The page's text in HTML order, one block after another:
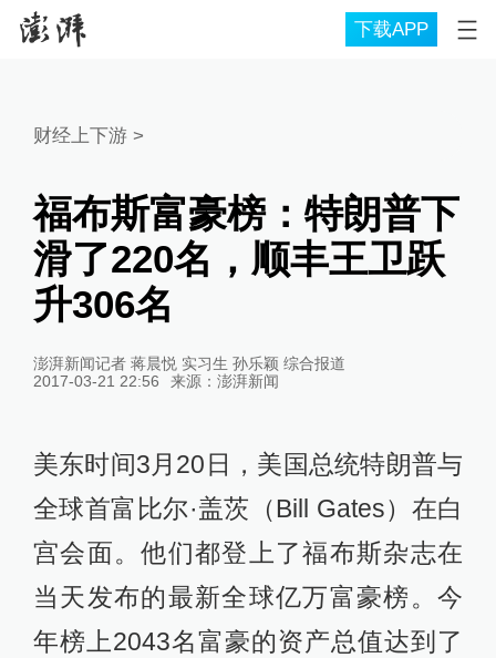
下载APP
财经上下游 >
福布斯富豪榜：特朗普下
滑了220名，顺丰王卫跃
升306名
澎湃新闻记者 蒋晨悦 实习生 孙乐颖 综合报道
2017-03-21 22:56
来源： 澎湃新闻
美东时间3月20日，美国总统特朗普与
全球首富比尔·盖茨（Bill Gates）在白
宫会面。他们都登上了福布斯杂志在
当天发布的最新全球亿万富豪榜。今
年榜上2043名富豪的资产总值达到了